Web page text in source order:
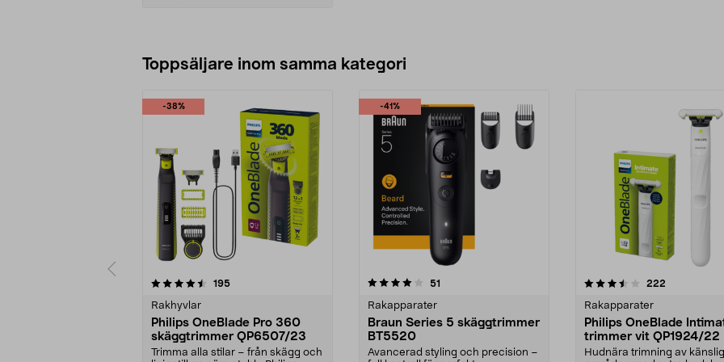
Toppsäljare inom samma kategori
-38%
195recensioner
Rakhyvlar
Philips OneBlade Pro 360
skäggtrimmer QP6507/23
Trimma alla stilar – från skägg och
-41%
4.0 av 5 stjärnor 51
Rakapparater
Braun Series 5 skäggtrimmer
BT5520
Avancerad styling och precision –
3.5 av 5 stjärnor 222
Rakapparater
Philips OneBlade
trimmer vit QP1924/22
Hudnära trimning av
4.0 av 5 stjärnor